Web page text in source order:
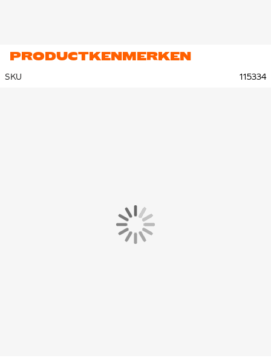
PRODUCTKENMERKEN
SKU 115334